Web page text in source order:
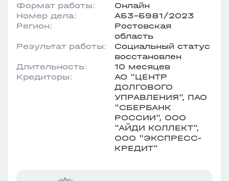
Формат работы:
Онлайн
Номер дела:
А53-5981/2023
Регион:
Ростовская
область
Результат работы:
Социальный статус
восстановлен
Длительность:
10 месяцев
Кредиторы:
АО "ЦЕНТР
ДОЛГОВОГО
УПРАВЛЕНИЯ", ПАО
"СБЕРБАНК
РОССИИ", ООО
"АЙДИ КОЛЛЕКТ",
ООО "ЭКСПРЕСС-
КРЕДИТ"